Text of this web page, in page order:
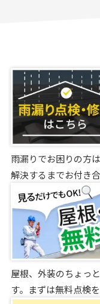
雨漏りでお困りの方
解決するまでお付き
屋根、外装のちょっ
す。まずは無料点検